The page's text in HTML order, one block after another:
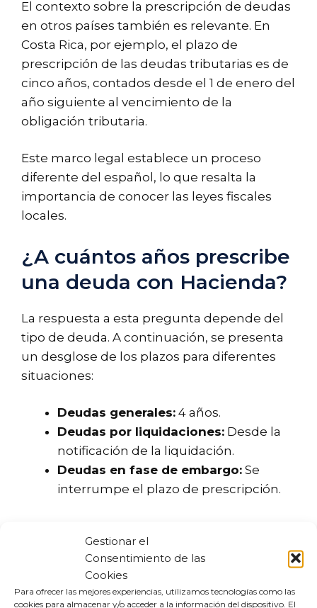
Gestionar el
Consentimiento de las
Cookies
Para ofrecer las mejores experiencias, utilizamos tecnologías como las
cookies para almacenar y/o acceder a la información del dispositivo. El
El contexto sobre la prescripción de deudas
en otros países también es relevante. En
Costa Rica, por ejemplo, el plazo de
prescripción de las deudas tributarias es de
cinco años, contados desde el 1 de enero del
año siguiente al vencimiento de la
obligación tributaria.
Este marco legal establece un proceso
diferente del español, lo que resalta la
importancia de conocer las leyes fiscales
locales.
¿A cuántos años prescribe
una deuda con Hacienda?
La respuesta a esta pregunta depende del
tipo de deuda. A continuación, se presenta
un desglose de los plazos para diferentes
situaciones:
Deudas generales: 4 años.
Deudas por liquidaciones: Desde la
notificación de la liquidación.
Deudas en fase de embargo: Se
interrumpe el plazo de prescripción.
con Hacienda ha
prescrito?